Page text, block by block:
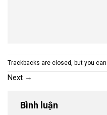
Trackbacks are closed, but you can
Next →
Bình luận